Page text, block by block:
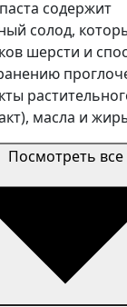
содержит
солод,
шерсти и
масла и
Посмотреть все